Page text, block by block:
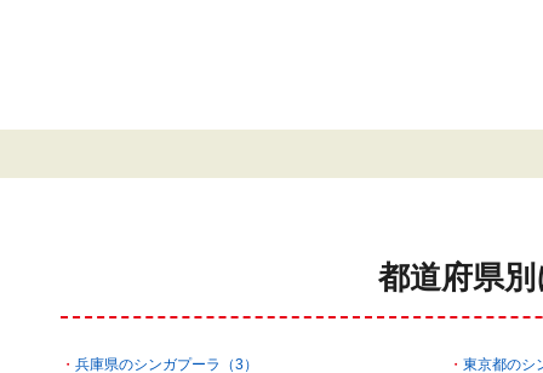
都道府県
兵庫県のシンガプーラ（3）
東京都のシ